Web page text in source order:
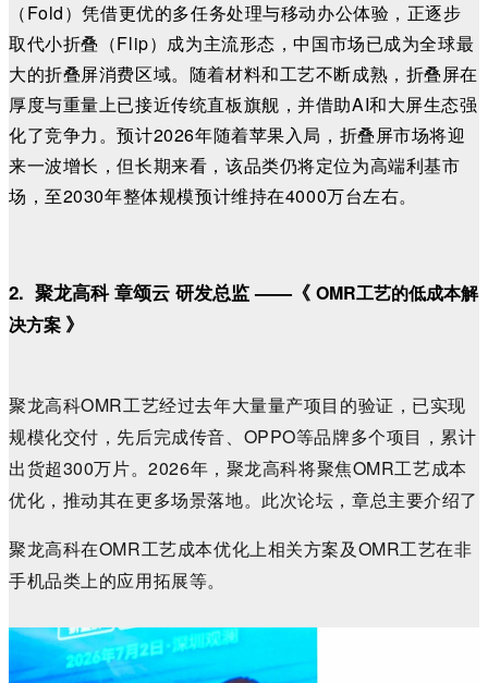
（Fold）凭借更优的多任务处理与移动办公体验，正逐步
取代小折叠（Flip）成为主流形态，中国市场已成为全球最
大的折叠屏消费区域。随着材料和工艺不断成熟，折叠屏在
厚度与重量上已接近传统直板旗舰，并借助AI和大屏生态强
化了竞争力。预计2026年随着苹果入局，折叠屏市场将迎
来一波增长，但长期来看，该品类仍将定位为高端利基市
场，至2030年整体规模预计维持在4000万台左右。
2. 聚龙高科 章颂云 研发总监 ——《 OMR工艺的低成本解
决方案 》
聚龙高科OMR工艺经过去年大量量产项目的验证，已实现
规模化交付，先后完成传音、OPPO等品牌多个项目，累计
出货超300万片。2026年，聚龙高科将聚焦OMR工艺成本
优化，推动其在更多场景落地。 此次论坛，章总主要介绍了
聚龙高科在OMR工艺成本优化上相关方案及OMR工艺在非
手机品类上的应用拓展等。